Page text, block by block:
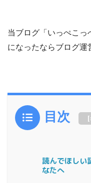
当ブログ「いっぺこっ
になったならブログ
目次 [
読んでほしい
なたへ